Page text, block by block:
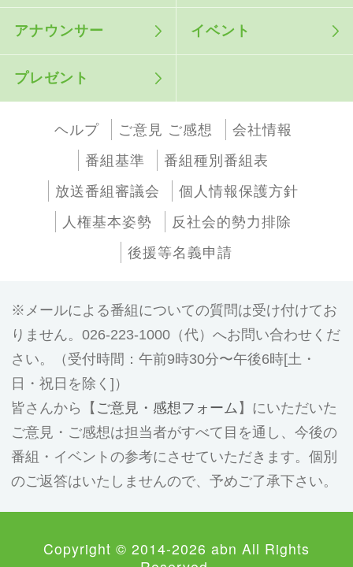
アナウンサー イベント
プレゼント
ヘルプ ご意見 ご感想
会社情報
番組基準
番組種別番組表
放送番組審議会
個人情報保護方針
人権基本姿勢
反社会的勢力排除
後援等名義申請
メールによる番組についての質問は受け付けてお
りません。026-223-1000（代）へお問い合わせくだ
さい。（受付時間：午前9時30分〜午後6時[土・
日・祝日を除く]）
皆さんから【 ご意見・感想フォーム 】にいただいた
ご意見・ご感想は担当者がすべて目を通し、今後の
番組・イベントの参考にさせていただきます。個別
のご返答はいたしませんので、予めご了承下さい。
Copyright © 2014-2026 abn All Rights